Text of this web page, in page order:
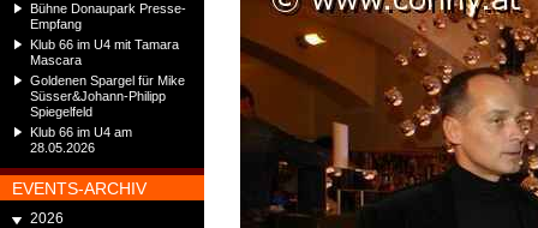
Bühne Donaupark Presse-
Empfang
Klub 66 im U4 mit Tamara
Mascara
Goldenen Spargel für Mike
Süsser&Johann-Philipp
Spiegelfeld
Klub 66 im U4 am
28.05.2026
EVENTS-ARCHIV
2026